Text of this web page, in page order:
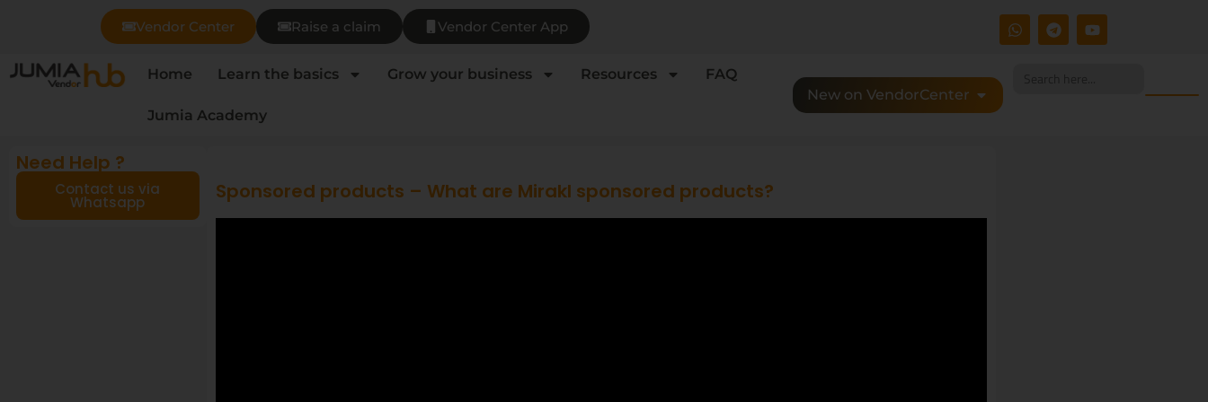
Vendor Center Raise a claim Vendor Center App
Home Learn the basics Grow your business Resources FAQ
Jumia Academy
New on VendorCenter
Need Help ?
Contact us via
Whatsapp Sponsored products – What are Mirakl sponsored products?